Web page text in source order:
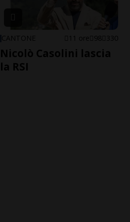
CANTONE 11 ore 98 330
Nicolò Casolini lascia
la RSI